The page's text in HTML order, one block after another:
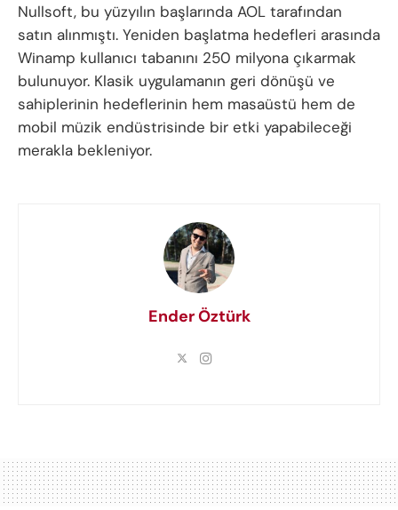
Nullsoft, bu yüzyılın başlarında AOL tarafından
satın alınmıştı. Yeniden başlatma hedefleri arasında
Winamp kullanıcı tabanını 250 milyona çıkarmak
bulunuyor. Klasik uygulamanın geri dönüşü ve
sahiplerinin hedeflerinin hem masaüstü hem de
mobil müzik endüstrisinde bir etki yapabileceği
merakla bekleniyor.
Ender Öztürk